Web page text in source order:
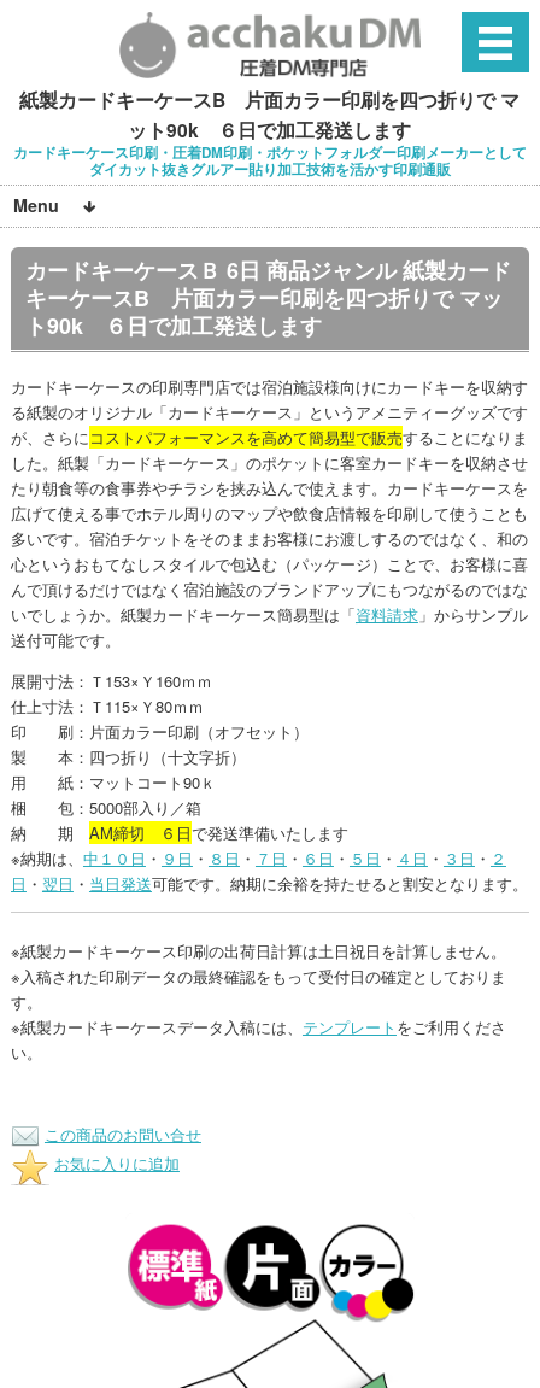
紙製カードキーケースB 片面カラー印刷を四つ折りで マ
ット90k ６日で加工発送します
カードキーケース印刷・圧着DM印刷・ポケットフォルダー印刷メーカーとして
ダイカット抜きグルアー貼り加工技術を活かす印刷通販
Menu
カードキーケースＢ 6日 商品ジャンル 紙製カード
キーケースB 片面カラー印刷を四つ折りで マッ
ト90k ６日で加工発送します
カードキーケースの印刷専門店では宿泊施設様向けにカードキーを収納す
る紙製のオリジナル「カードキーケース」というアメニティーグッズです
が、さらに コストパフォーマンスを高めて簡易型で販売することになりま
した。紙製「カードキーケース」のポケットに客室カードキーを収納させ
たり朝食等の食事券やチラシを挟み込んで使えます。カードキーケースを
広げて使える事でホテル周りのマップや飲食店情報を印刷して使うことも
多いです。宿泊チケットをそのままお客様にお渡しするのではなく、和の
心というおもてなしスタイルで包込む（パッケージ）ことで、お客様に喜
んで頂けるだけではなく宿泊施設のブランドアップにもつながるのではな
いでしょうか。紙製カードキーケース簡易型は「資料請求」からサンプル
送付可能です。
展開寸法：Ｔ153×Ｙ160ｍｍ
仕上寸法：Ｔ115×Ｙ80ｍｍ
印 刷：片面カラー印刷（オフセット）
製 本：四つ折り（十文字折）
用 紙：マットコート90ｋ
梱 包：5000部入り／箱
納 期 AM締切 ６日で発送準備いたします
※納期は、 中１０日 ・ ９日 ・ ８日 ・ ７日 ・ ６日 ・ ５日 ・ ４日 ・ ３日 ・ ２
日 ・ 翌日 ・ 当日発送可能です。納期に余裕を持たせると割安となります。
※紙製カードキーケース印刷の出荷日計算は土日祝日を計算しません。
※入稿された印刷データの最終確認をもって受付日の確定としておりま
す。
※紙製カードキーケースデータ入稿には、 テンプレート をご利用くださ
い。
この商品のお問い合せ
お気に入りに追加